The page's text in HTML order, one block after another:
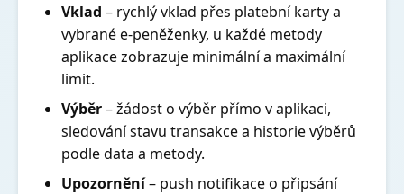
Vklad – rychlý vklad přes platební karty a
vybrané e-peněženky, u každé metody
aplikace zobrazuje minimální a maximální
limit.
Výběr– žádost o výběr přímo v aplikaci,
sledování stavu transakce a historie výběrů
podle data a metody.
Upozornění– push notifikace o připsání